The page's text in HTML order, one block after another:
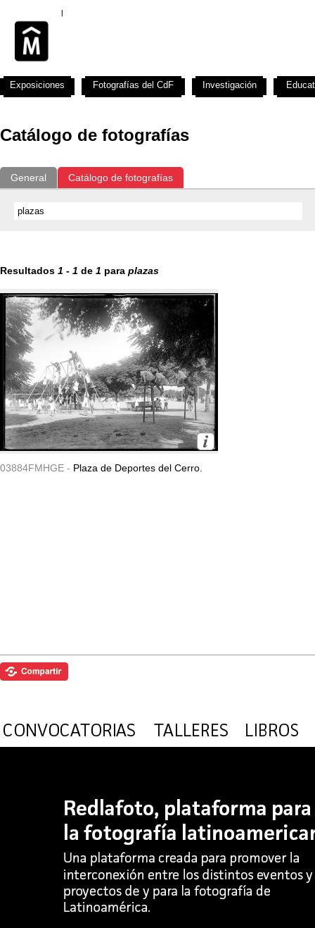
Catálogo de fotografías
General Catálogo de fotografías
Resultados 1 - 1 de 1 para plazas
03884FMHGE - Plaza de Deportes del Cerro.
Exposiciones Fotografías del CdF Investigación